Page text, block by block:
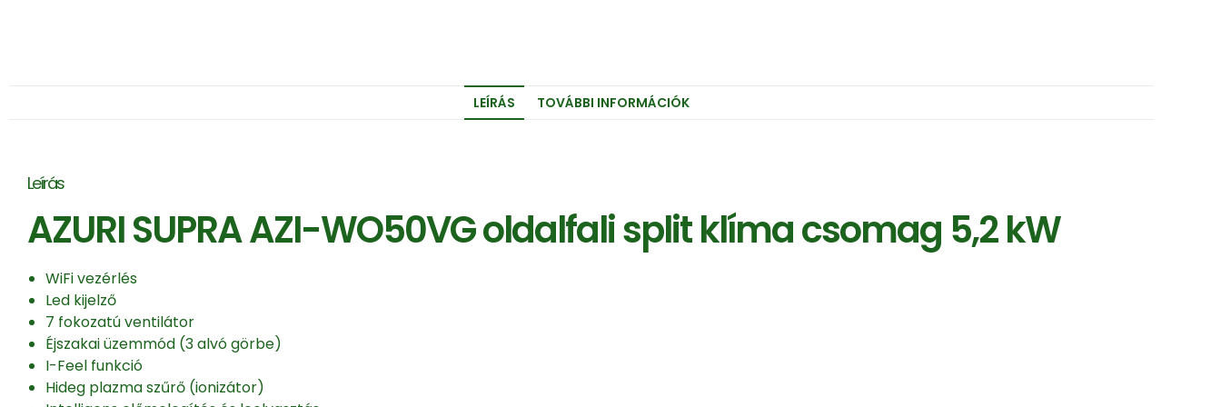
LEÍRÁS TOVÁBBI INFORMÁCIÓK
Leírás
AZURI SUPRA AZI-WO50VG oldalfali split klíma csomag 5,2 kW
WiFi vezérlés
Led kijelző
7 fokozatú ventilátor
Éjszakai üzemmód (3 alvó görbe)
I-Feel funkció
Hideg plazma szűrő (ionizátor)